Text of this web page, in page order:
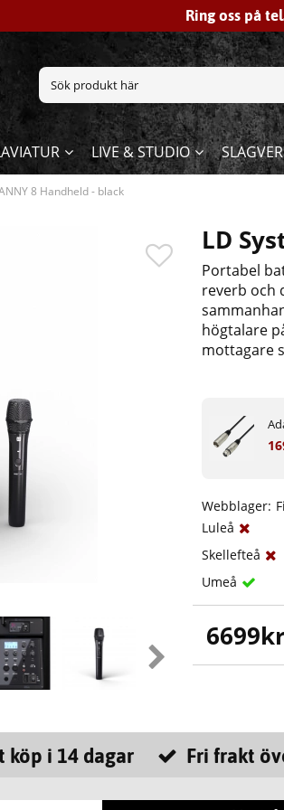
Ring oss på
LIVE & STUDIO
8 Handheld - black
LD
Portabel
reverb och
högtalare
mottagare
Webblager:
Luleå
Skellefteå
Umeå
6699
köp i 14 dagar Fri frakt